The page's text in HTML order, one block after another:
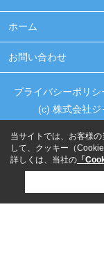
ホーム
お問い合わせ
プライバシーポリシ
(c) 株式会社ジ
当サイトでは、お客様
して、クッキー（
詳しくは、当社の 「